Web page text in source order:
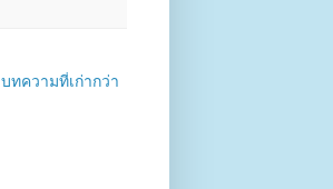
บทความที่เก่ากว่า